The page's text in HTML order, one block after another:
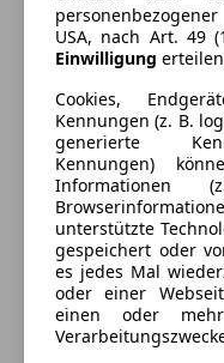
Einparkhilfe
Einparkhilfe
Einparkhilfe
Einparkhilfe
Elektrische
Elektrische
Elektrische Sitze
Getönte Scheiben
Klimaautomatik
Lederausstattung
Lederlenkrad
Lichtsensor
Außenfarbe
Farbe laut Hersteller
Lackierung
Innenausstattung
Herzlich
USA, nach Art. 49
Einwilligung
Cookies,
Kennungen (z. B.
generierte
Kennungen)
unterstützte
gespeichert oder
es jedes Mal
oder einer
einen oder